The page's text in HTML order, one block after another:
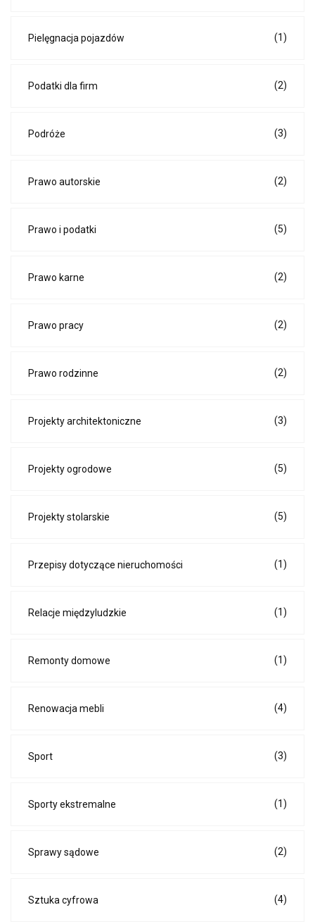
Pielęgnacja pojazdów (1)
Podatki dla firm (2)
Podróże (3)
Prawo autorskie (2)
Prawo i podatki (5)
Prawo karne (2)
Prawo pracy (2)
Prawo rodzinne (2)
Projekty architektoniczne (3)
Projekty ogrodowe (5)
Projekty stolarskie (5)
Przepisy dotyczące nieruchomości (1)
Relacje międzyludzkie (1)
Remonty domowe (1)
Renowacja mebli (4)
Sport (3)
Sporty ekstremalne (1)
Sprawy sądowe (2)
Sztuka cyfrowa (4)